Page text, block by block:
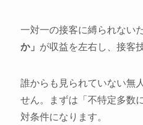
一対一の接客に縛られないた
か」 が収益を左右し、接客
誰からも見られていない無
せん。まずは「不特定多数
対条件になります。